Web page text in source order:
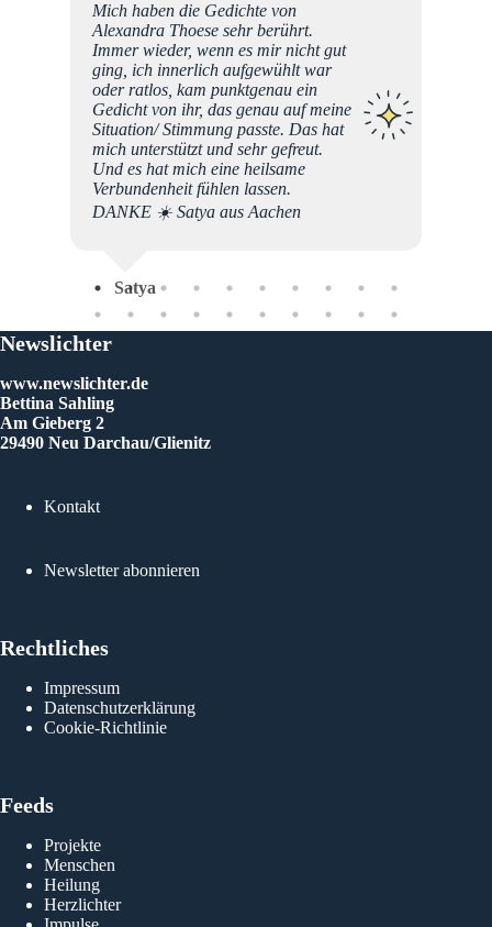
Mich haben die Gedichte von
Alexandra Thoese sehr berührt.
Immer wieder, wenn es mir nicht gut
ging, ich innerlich aufgewühlt war
oder ratlos, kam punktgenau ein
Gedicht von ihr, das genau auf meine
Situation/ Stimmung passte. Das hat
mich unterstützt und sehr gefreut.
Und es hat mich eine heilsame
Verbundenheit fühlen lassen.
DANKE ☀️ Satya aus Aachen
Satya
Newslichter
www.newslichter.de
Bettina Sahling
Am Gieberg 2
29490 Neu Darchau/Glienitz
Kontakt
Newsletter abonnieren
Rechtliches
Impressum
Datenschutzerklärung
Cookie-Richtlinie
Feeds
Projekte
Menschen
Heilung
Herzlichter